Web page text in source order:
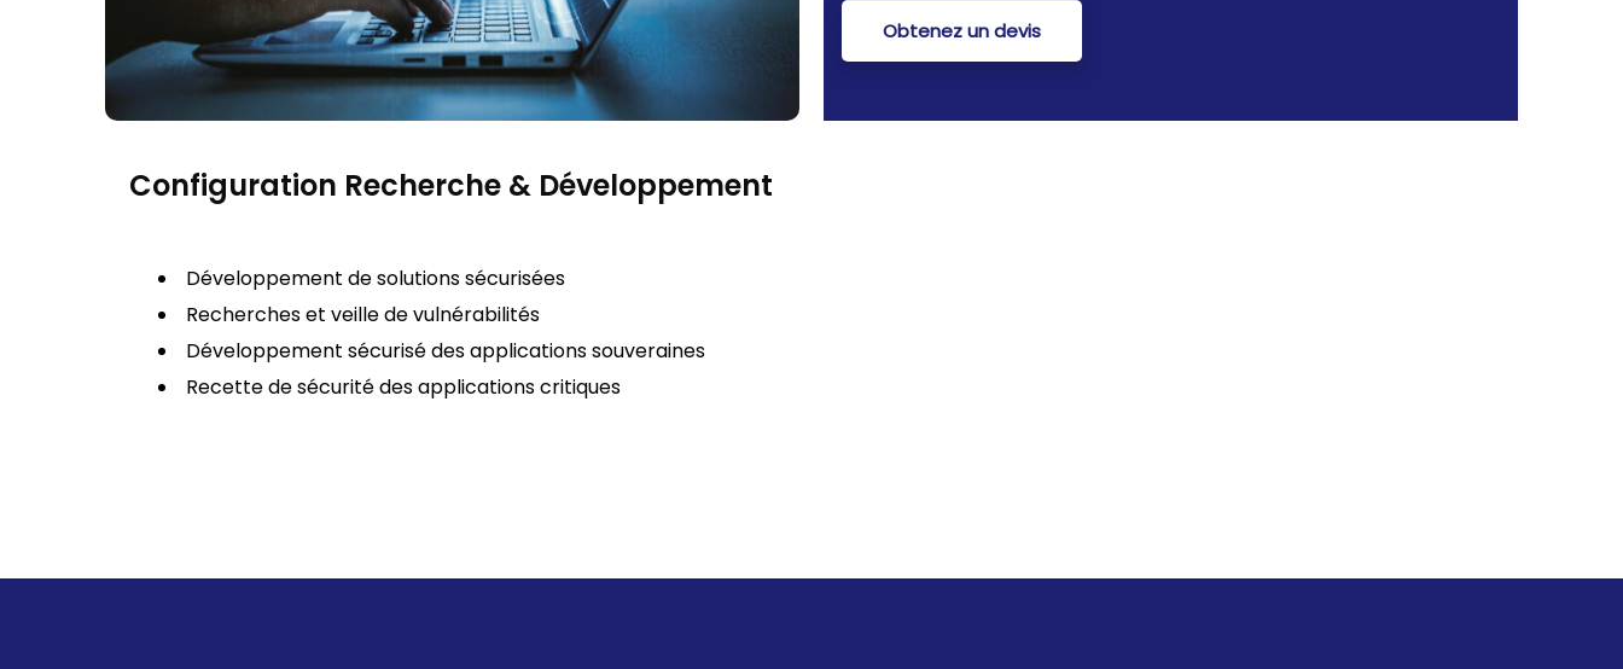
Obtenez un devis
Configuration Recherche & Développement
Développement de solutions sécurisées
Recherches et veille de vulnérabilités
Développement sécurisé des applications souveraines
Recette de sécurité des applications critiques